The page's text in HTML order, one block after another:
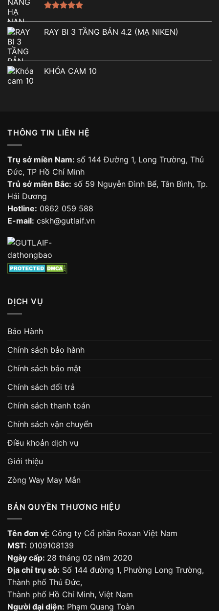
hạng5.00
5 sao
RAY BI 3 TẦNG BẢN 4.2 (MẠ NIKEN)
KHÓA CAM 10
THÔNG TIN LIÊN HỆ
Trụ sở miền Nam: số 144 Đường 1, Long Trường, Thủ
Đức, TP Hồ Chí Minh
Trủ sở miền Bắc: số 59 Nguyễn Đình Bể, Tân Bình, Tp.
Hải Dương
Hotline: 0862 059 588
E-mail: cskh@gutlaif.vn
DỊCH VỤ
Bảo Hành
Chính sách bảo hành
Chính sách bảo mật
Chính sách đổi trả
Chính sách thanh toán
Chính sách vận chuyển
Điều khoản dịch vụ
Giới thiệu
Zòng Way May Mắn
BẢN QUYỀN THƯƠNG HIỆU
Tên đơn vị: Công ty Cổ phần Roxan Việt Nam
MST: 0109108139
Ngày cấp: 28 tháng 02 năm 2020
Địa chỉ trụ sở: Số 144 đường 1, Phường Long Trường,
Thành phố Thủ Đức,
Thành phố Hồ Chí Minh, Việt Nam
Người đại diện: Phạm Quang Toàn